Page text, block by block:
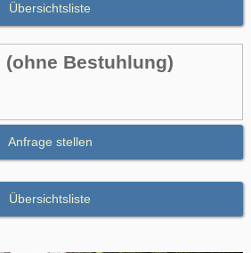
Übersichtsliste
(ohne Bestuhlung)
Anfrage stellen
Übersichtsliste